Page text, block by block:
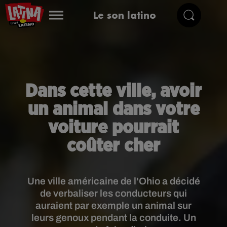
Le son latino
Dans cette ville, avoir
un animal dans votre
voiture pourrait
coûter cher
Une ville américaine de l'Ohio a décidé
de verbaliser les conducteurs qui
auraient par exemple un animal sur
leurs genoux pendant la conduite. Un